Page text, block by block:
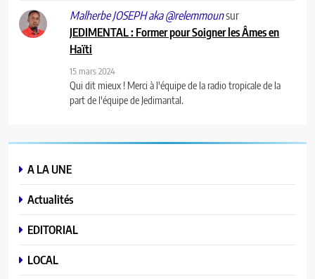
Malherbe JOSEPH aka @relemmounsur
JEDIMENTAL : Former pour Soigner les Âmes en
Haïti
15 mars 2024
Qui dit mieux ! Merci à l'équipe de la radio tropicale de la
part de l'équipe de Jedimantal.
A LA UNE
Actualités
EDITORIAL
LOCAL